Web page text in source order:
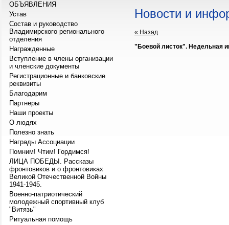
ОБЪЯВЛЕНИЯ
Устав
Состав и руководство
Владимирского регионального
отделения
Награжденные
Вступление в члены организации
и членские документы
Регистрационные и банковские
реквизиты
Благодарим
Партнеры
Наши проекты
О людях
Полезно знать
Награды Ассоциации
Помним! Чтим! Гордимся!
ЛИЦА ПОБЕДЫ. Рассказы
фронтовиков и о фронтовиках
Великой Отечественной Войны
1941-1945.
Военно-патриотический
молодежный спортивный клуб
"Витязь"
Ритуальная помощь
Новости и
« Назад
"Боевой листок". Недельная